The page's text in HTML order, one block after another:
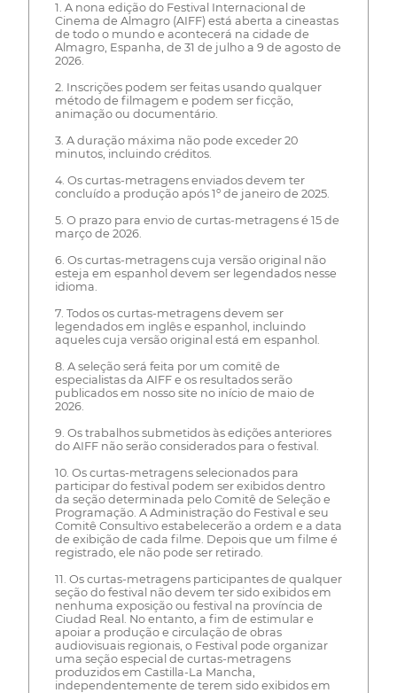
1. A nona edição do Festival Internacional de
Cinema de Almagro (AIFF) está aberta a cineastas
de todo o mundo e acontecerá na cidade de
Almagro, Espanha, de 31 de julho a 9 de agosto de
2026.
2. Inscrições podem ser feitas usando qualquer
método de filmagem e podem ser ficção,
animação ou documentário.
3. A duração máxima não pode exceder 20
minutos, incluindo créditos.
4. Os curtas-metragens enviados devem ter
concluído a produção após 1º de janeiro de 2025.
5. O prazo para envio de curtas-metragens é 15 de
março de 2026.
6. Os curtas-metragens cuja versão original não
esteja em espanhol devem ser legendados nesse
idioma.
7. Todos os curtas-metragens devem ser
legendados em inglês e espanhol, incluindo
aqueles cuja versão original está em espanhol.
8. A seleção será feita por um comitê de
especialistas da AIFF e os resultados serão
publicados em nosso site no início de maio de
2026.
9. Os trabalhos submetidos às edições anteriores
do AIFF não serão considerados para o festival.
10. Os curtas-metragens selecionados para
participar do festival podem ser exibidos dentro
da seção determinada pelo Comitê de Seleção e
Programação. A Administração do Festival e seu
Comitê Consultivo estabelecerão a ordem e a data
de exibição de cada filme. Depois que um filme é
registrado, ele não pode ser retirado.
11. Os curtas-metragens participantes de qualquer
seção do festival não devem ter sido exibidos em
nenhuma exposição ou festival na província de
Ciudad Real. No entanto, a fim de estimular e
apoiar a produção e circulação de obras
audiovisuais regionais, o Festival pode organizar
uma seção especial de curtas-metragens
produzidos em Castilla-La Mancha,
independentemente de terem sido exibidos em